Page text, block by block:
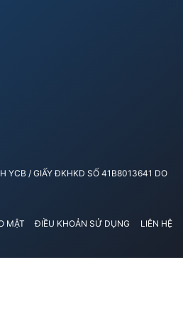
YCB / GIẤY ĐKHKD SỐ 41B8013641 DO
MẬT ĐIỀU KHOẢN SỬ DỤNG LIÊN HỆ